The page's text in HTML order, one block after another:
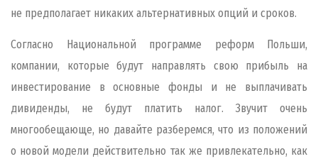
не предполагает никаких альтернативных опций и сроков.
Согласно Национальной программе реформ Польши,
компании, которые будут направлять свою прибыль на
инвестирование в основные фонды и не выплачивать
дивиденды, не будут платить налог. Звучит очень
многообещающе, но давайте разберемся, что из положений
о новой модели действительно так же привлекательно, как